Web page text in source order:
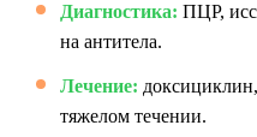
Диагностика: ПЦР,
на антитела.
Лечение:
тяжелом течении.